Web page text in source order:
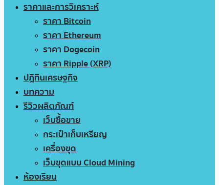
ราคาและการวิเคราะห์
ราคา Bitcoin
ราคา Ethereum
ราคา Dogecoin
ราคา Ripple (XRP)
ปฏิทินเศรษฐกิจ
บทความ
รีวิวผลิตภัณฑ์
เว็บซื้อขาย
กระเป๋าเก็บเหรียญ
เครื่องขุด
เว็บขุดแบบ Cloud Mining
ห้องเรียน